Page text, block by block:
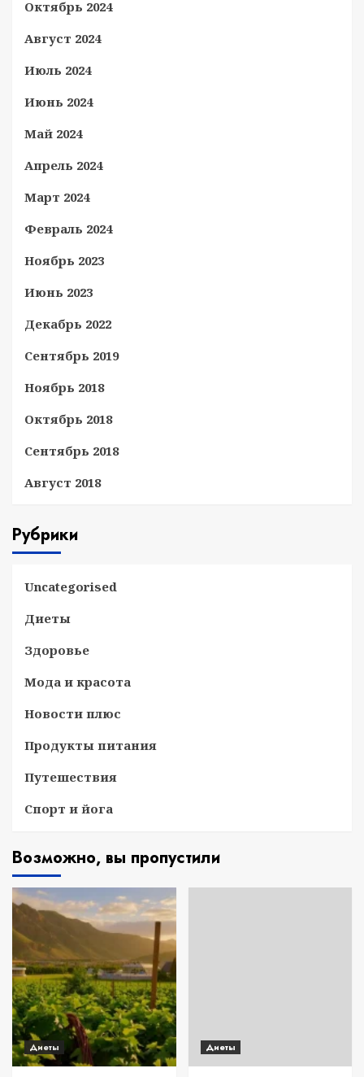
Октябрь 2024
Август 2024
Июль 2024
Июнь 2024
Май 2024
Апрель 2024
Март 2024
Февраль 2024
Ноябрь 2023
Июнь 2023
Декабрь 2022
Сентябрь 2019
Ноябрь 2018
Октябрь 2018
Сентябрь 2018
Август 2018
Рубрики
Uncategorised
Диеты
Здоровье
Мода и красота
Новости плюс
Продукты питания
Путешествия
Спорт и йога
Возможно, вы пропустили
Диеты Диеты